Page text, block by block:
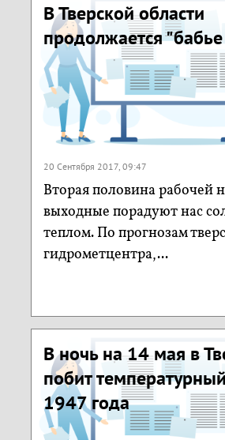
В Тверской области
продолжается
20 Сентября 2017, 09:47
Вторая половина рабочей
выходные порадуют нас
теплом. По прогнозам
гидрометцентра,...
В ночь на 14 мая в
побит
1947 года